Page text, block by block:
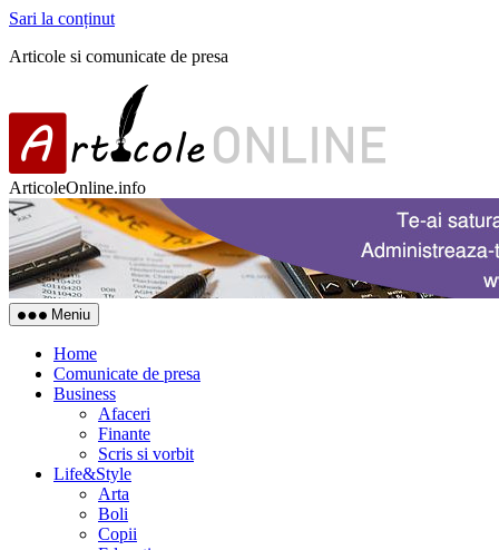
Sari la conținut
Articole si comunicate de presa
ArticoleOnline.info
Meniu
Home
Comunicate de presa
Business
Afaceri
Finante
Scris si vorbit
Life&Style
Arta
Boli
Copii